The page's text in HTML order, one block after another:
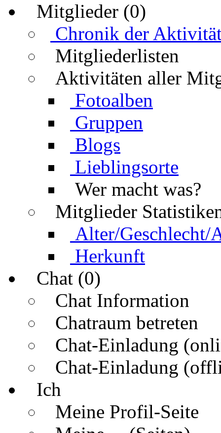
Mitglieder (0)
Chronik der
Mitgliederlisten
Aktivitäten aller
Fotoalben
Gruppen
Blogs
Lieblingsorte
Wer macht was?
Mitglieder
Alter/Geschlecht/
Herkunft
Chat (0)
Chat Information
Chatraum betreten
Chat-Einladung
Chat-Einladung
Ich
Meine Profil-Seite